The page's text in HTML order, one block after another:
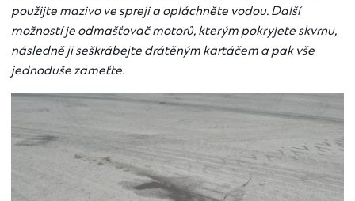
použijte mazivo ve spreji a opláchněte vodou. Další
možností je odmašťovač motorů, kterým pokryjete skvrnu,
následně ji seškrábejte drátěným kartáčem a pak vše
jednoduše zameťte.